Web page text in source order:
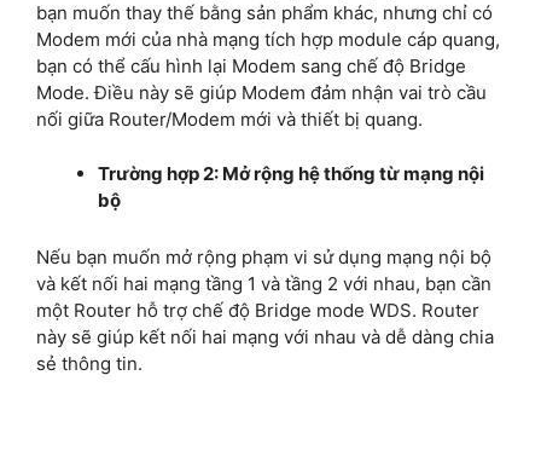
bạn muốn thay thế bằng sản phẩm khác, nhưng chỉ có
Modem mới của nhà mạng tích hợp module cáp quang,
bạn có thể cấu hình lại Modem sang chế độ Bridge
Mode. Điều này sẽ giúp Modem đảm nhận vai trò cầu
nối giữa Router/Modem mới và thiết bị quang.
Trường hợp 2: Mở rộng hệ thống từ mạng nội
bộ
Nếu bạn muốn mở rộng phạm vi sử dụng mạng nội bộ
và kết nối hai mạng tầng 1 và tầng 2 với nhau, bạn cần
một Router hỗ trợ chế độ Bridge mode WDS. Router
này sẽ giúp kết nối hai mạng với nhau và dễ dàng chia
sẻ thông tin.